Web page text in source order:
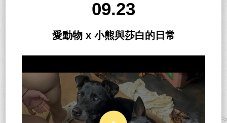
09.23
愛動物 x 小熊與莎白的日常